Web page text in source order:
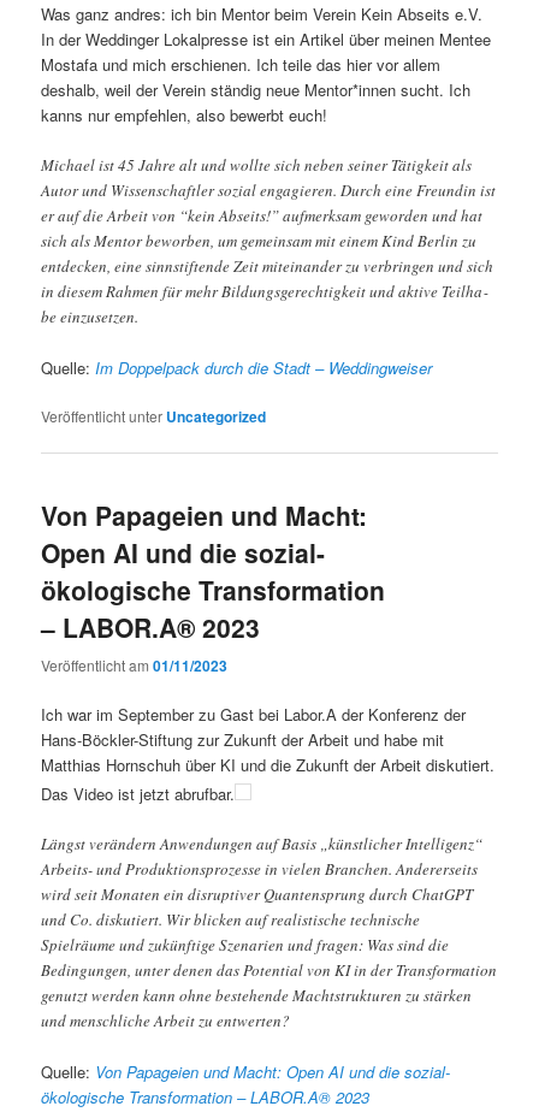
Was ganz andres: ich bin Mentor beim Verein Kein Abseits e.V.
In der Weddinger Lokalpresse ist ein Artikel über meinen Mentee
Mostafa und mich erschienen. Ich teile das hier vor allem
deshalb, weil der Verein ständig neue Mentor*innen sucht. Ich
kanns nur empfehlen, also bewerbt euch!
Micha­el ist 45 Jah­re alt und woll­te sich neben sei­ner Tätig­keit als
Autor und Wis­sen­schaft­ler sozi­al enga­gie­ren. Durch eine Freun­din ist
er auf die Arbeit von “kein Abseits!” auf­merk­sam gewor­den und hat
sich als Men­tor bewor­ben, um gemein­sam mit einem Kind Ber­lin zu
ent­de­cken, eine sinn­stif­ten­de Zeit mit­ein­an­der zu ver­brin­gen und sich
in die­sem Rah­men für mehr Bil­dungs­ge­rech­tig­keit und akti­ve Teil­ha­
be ein­zu­set­zen.
Quelle:Im Doppelpack durch die Stadt – Weddingweiser
Veröffentlicht unter Uncategorized
Von Papageien und Macht:
Open AI und die sozial-
ökologische Transformation
– LABOR.A® 2023
Veröffentlicht am01/11/2023
Ich war im September zu Gast bei Labor.A der Konferenz der
Hans-Böckler-Stiftung zur Zukunft der Arbeit und habe mit
Matthias Hornschuh über KI und die Zukunft der Arbeit diskutiert.
Das Video ist jetzt abrufbar.
Längst verändern Anwendungen auf Basis „künstlicher Intelligenz“
Arbeits- und Produktionsprozesse in vielen Branchen. Andererseits
wird seit Monaten ein disruptiver Quantensprung durch ChatGPT
und Co. diskutiert. Wir blicken auf realistische technische
Spielräume und zukünftige Szenarien und fragen: Was sind die
Bedingungen, unter denen das Potential von KI in der Transformation
genutzt werden kann ohne bestehende Machtstrukturen zu stärken
und menschliche Arbeit zu entwerten?
Quelle: Von Papageien und Macht: Open AI und die sozial-
ökologische Transformation – LABOR.A® 2023